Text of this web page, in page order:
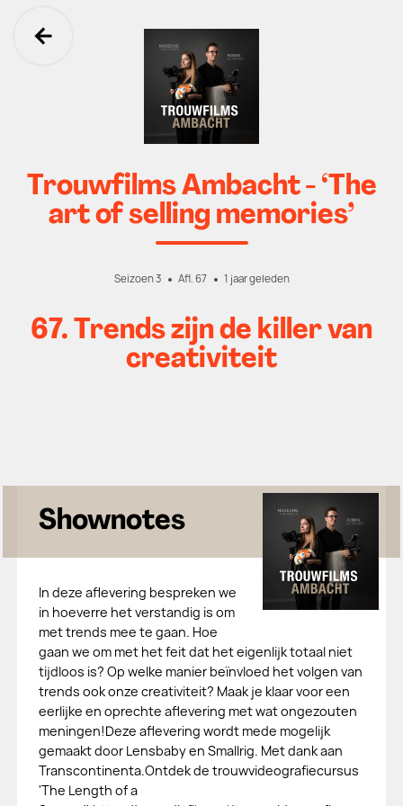
Ga terug
Trouwfilms Ambacht - ‘The
art of selling memories’
Seizoen 3 Afl. 67 1 jaar geleden
67. Trends zijn de killer van
creativiteit
Shownotes
In deze aflevering bespreken we
in hoeverre het verstandig is om
met trends mee te gaan. Hoe
gaan we om met het feit dat het eigenlijk totaal niet
tijdloos is? Op welke manier beïnvloed het volgen van
trends ook onze creativiteit? Maak je klaar voor een
eerlijke en oprechte aflevering met wat ongezouten
meningen!Deze aflevering wordt mede mogelijk
gemaakt door Lensbaby en Smallrig. Met dank aan
Transcontinenta.Ontdek de trouwvideografiecursus
'The Length of a